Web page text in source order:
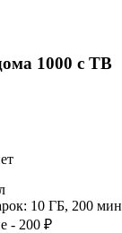
1000 с ТВ
: 10 ГБ, 200 мин
- 200 ₽